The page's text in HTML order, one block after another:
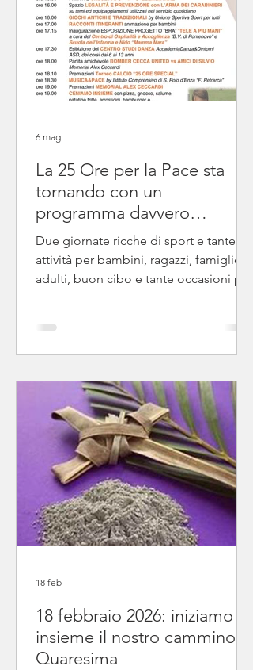
La 25 Ore per la Pace sta
tornando con un
programma davvero
speciale!
Due giornate ricche di sport e tante
attività per bambini, ragazzi, famiglie e
adulti, buon cibo e tante occasioni per
animazione e tanti momenti da vivere
in comunità. Ecco il programma
grande festa di comunità e pace!
6 mag
18 febbraio 2026: iniziamo
insieme il nostro cammino di
Quaresima
18 feb